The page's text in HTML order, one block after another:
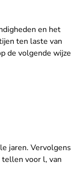
en het
ten laste van
de volgende wijze
jaren. Vervolgens
voor l, van